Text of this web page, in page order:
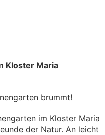
Kloster Maria
brummt!
im Kloster Maria
der Natur. An leicht